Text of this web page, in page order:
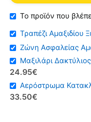
Τραπέζι Αμαξιδίου
Ζώνη Ασφαλείας
Μαξιλάρι
Original
price
was:
24.95€
Η
τρέχουσα
τιμή
Αερόστρωμα
Original
33.50€
Η